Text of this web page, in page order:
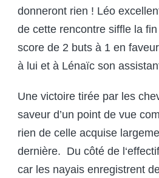
donneront rien ! Léo
de cette rencontre siffle la
score de 2 buts à 1 en
à lui et à Lénaïc son
Une victoire tirée par les
saveur d’un point de vue
rien de celle acquise
dernière. Du côté de
car les nayais enregistrent